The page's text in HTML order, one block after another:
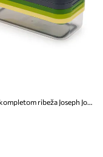
Rezač s kompletom ribeža Joseph Joseph